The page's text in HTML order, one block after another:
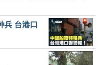
兵 台港口